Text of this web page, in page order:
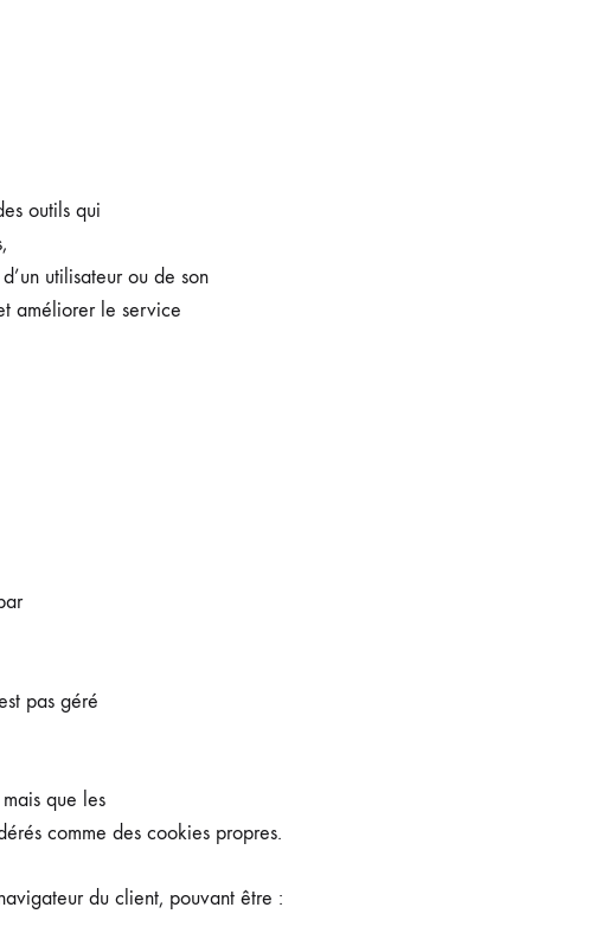
outils qui
utilisateur ou de son
améliorer le service
pas géré
que les
comme des cookies propres.
du client, pouvant être :